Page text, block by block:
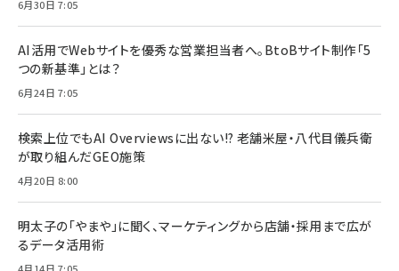
6月30日 7:05
AI活用でWebサイトを優秀な営業担当者へ。BtoBサイト制作「5
つの新基準」とは？
6月24日 7:05
検索上位でもAI Overviewsに出ない!? 老舗米屋・八代目儀兵衛
が取り組んだGEO施策
4月20日 8:00
明太子の「やまや」に聞く、マーケティングから店舗・採用まで広が
るデータ活用術